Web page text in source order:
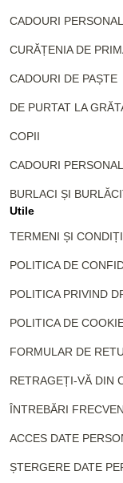
CADOURI
CURĂȚENIA DE
CADOURI DE PAȘTE
DE PURTAT LA
COPII
CADOURI
BURLACI ȘI
Utile
TERMENI ȘI
POLITICA DE
POLITICA PRIVIND
POLITICA DE
FORMULAR DE
RETRAGEȚI-VĂ DIN
ÎNTREBĂRI
ACCES DATE
ȘTERGERE DATE